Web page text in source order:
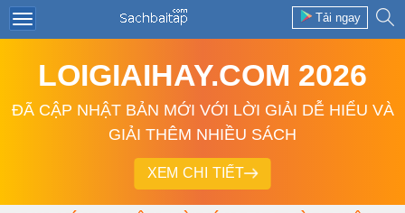
Tải ngay
LOIGIAIHAY.COM 2026
ĐÃ CẬP NHẬT BẢN MỚI VỚI LỜI GIẢI DỄ HIỂU VÀ
GIẢI THÊM NHIỀU SÁCH
XEM CHI TIẾT